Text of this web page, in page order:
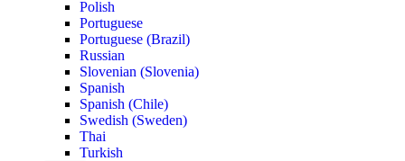
Polish
Portuguese
Portuguese (Brazil)
Russian
Slovenian (Slovenia)
Spanish
Spanish (Chile)
Swedish (Sweden)
Thai
Turkish